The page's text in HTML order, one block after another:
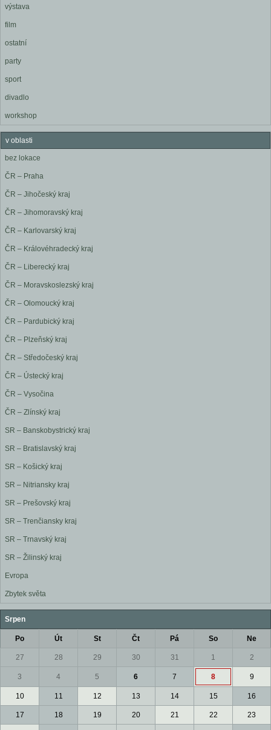
výstava
film
ostatní
party
sport
divadlo
workshop
v oblasti
bez lokace
ČR – Praha
ČR – Jihočeský kraj
ČR – Jihomoravský kraj
ČR – Karlovarský kraj
ČR – Královéhradecký kraj
ČR – Liberecký kraj
ČR – Moravskoslezský kraj
ČR – Olomoucký kraj
ČR – Pardubický kraj
ČR – Plzeňský kraj
ČR – Středočeský kraj
ČR – Ústecký kraj
ČR – Vysočina
ČR – Zlínský kraj
SR – Banskobystrický kraj
SR – Bratislavský kraj
SR – Košický kraj
SR – Nitriansky kraj
SR – Prešovský kraj
SR – Trenčiansky kraj
SR – Trnavský kraj
SR – Žilinský kraj
Evropa
Zbytek světa
Srpen
Po Út St Čt Pá So Ne
27 28 29 30 31 1 2
3 4 5 6 7 8 9
10 11 12 13 14 15 16
17 18 19 20 21 22 23